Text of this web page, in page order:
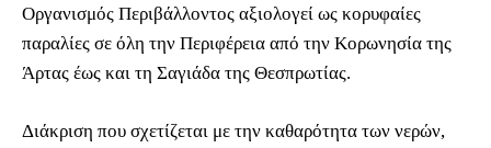
Οργανισμός Περιβάλλοντος αξιολογεί ως κορυφαίες
παραλίες σε όλη την Περιφέρεια από την Κορωνησία της
Άρτας έως και τη Σαγιάδα της Θεσπρωτίας.
Διάκριση που σχετίζεται με την καθαρότητα των νερών,